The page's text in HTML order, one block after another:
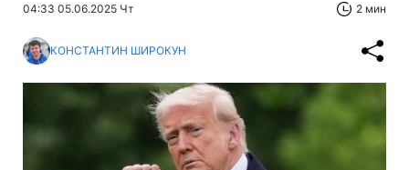
04:33 05.06.2025 Чт 2 мин
КОНСТАНТИН ШИРОКУН